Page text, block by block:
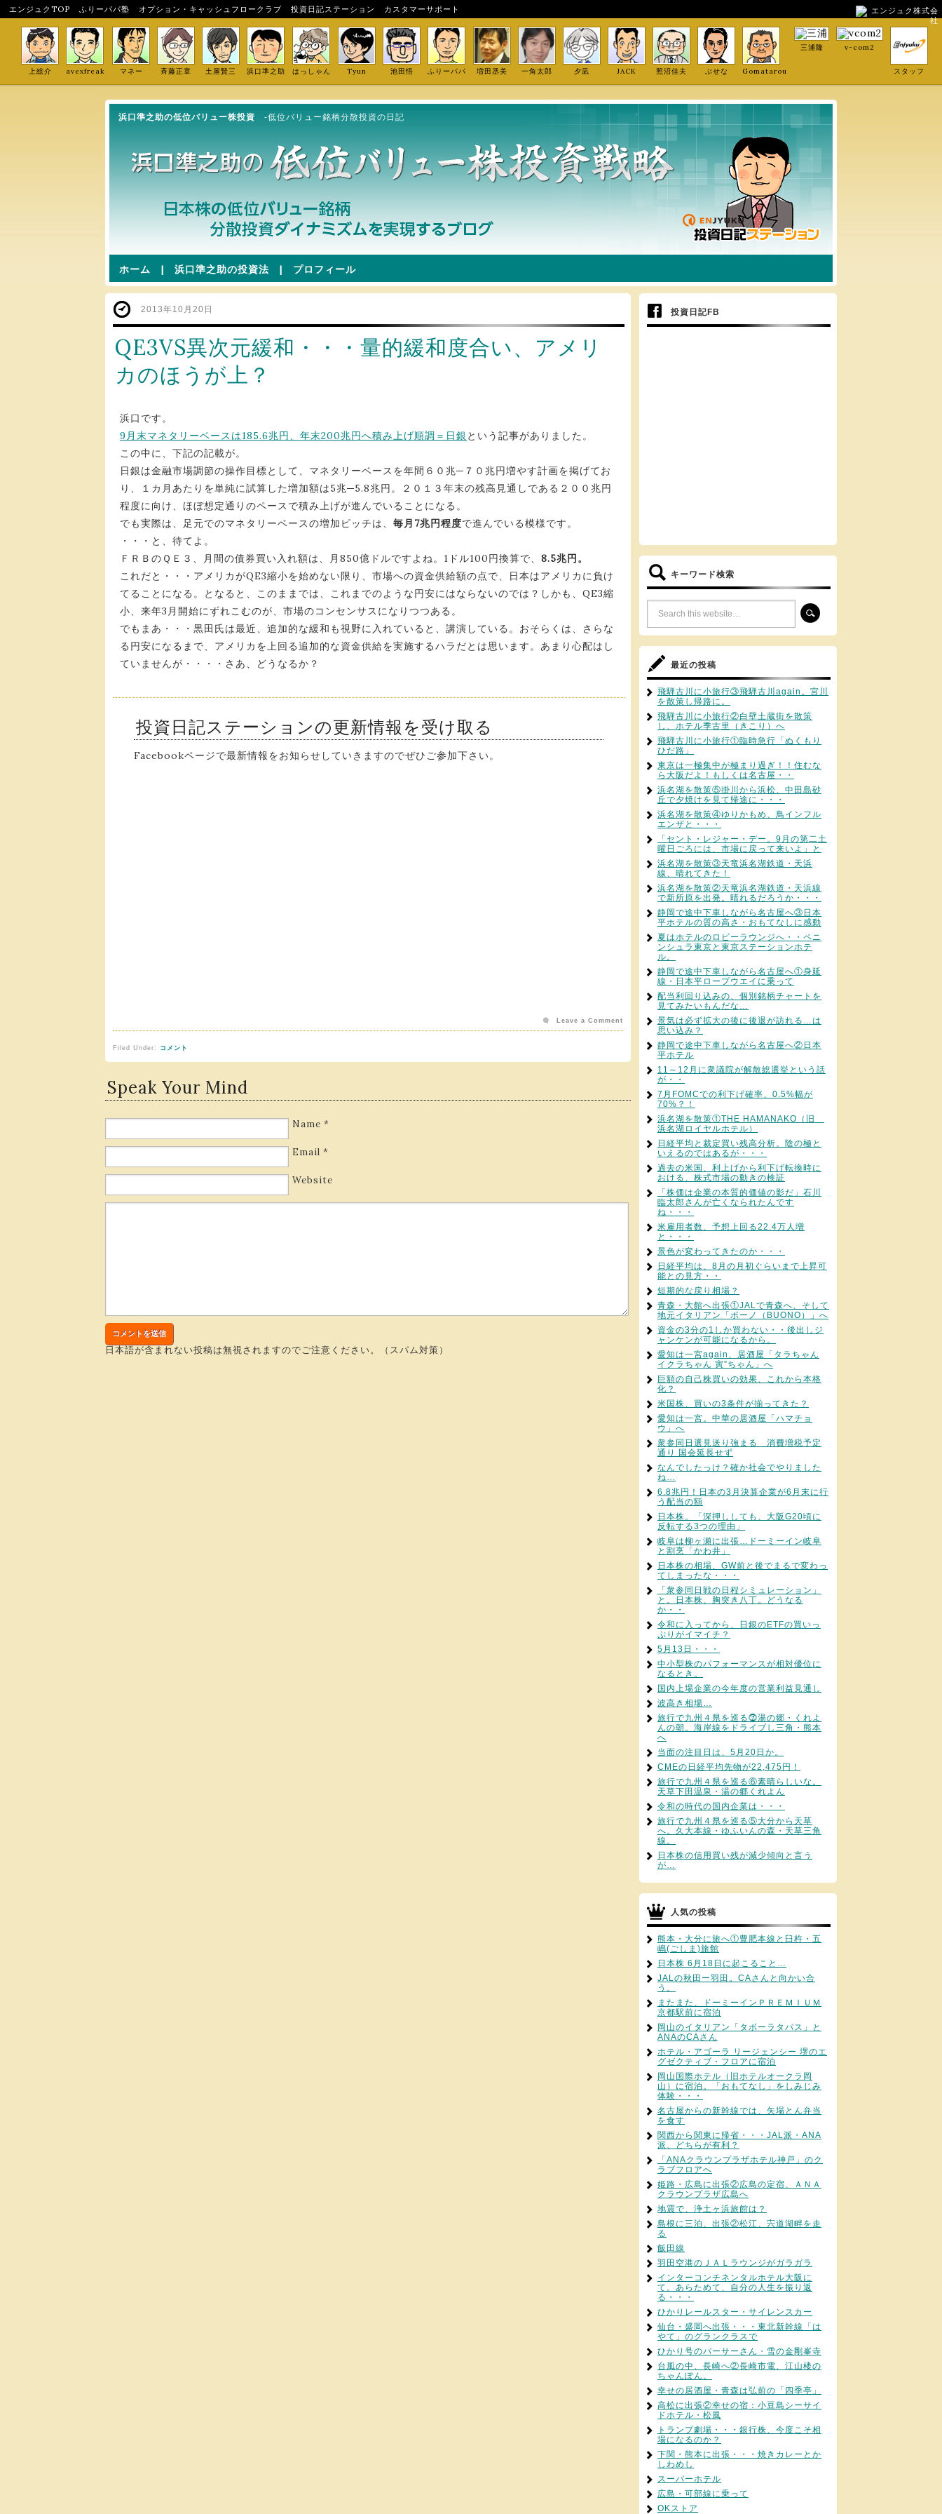
エンジュクTOP ふりーパパ塾 オプション・キャッシュフロークラブ 投資日記ステーション カスタマーサポート
エンジュク株式会
社
上総介 avexfreak マネー 斉藤正章 土屋賢三 浜口準之助 はっしゃん Tyun 池田悟 ふりーパパ 増田丞美 一角太郎 夕凪 JACK 照沼佳夫 ぶせな Gomatarou
三浦隆 v-com2
スタッフ
浜口準之助の低位バリュー株投資 -低位バリュー銘柄分散投資の日記
ホーム | 浜口準之助の投資法 | プロフィール
2013年10月20日
QE3VS異次元緩和・・・量的緩和度合い、アメリ
カのほうが上？
浜口です。
9月末マネタリーベースは185.6兆円、年末200兆円へ積み上げ順調＝日銀 という記事がありました。
この中に、下記の記載が。
日銀は金融市場調節の操作目標として、マネタリーベースを年間６０兆─７０兆円増やす計画を掲げてお
り、１カ月あたりを単純に試算した増加額は5兆─5.8兆円。２０１３年末の残高見通しである２００兆円
程度に向け、ほぼ想定通りのペースで積み上げが進んでいることになる。
でも実際は、足元でのマネタリーベースの増加ピッチは、 毎月7兆円程度で進んでいる模様です。
・・・と、待てよ。
ＦＲＢのＱＥ３、月間の債券買い入れ額は、月850億ドルですよね。1ドル100円換算で、 8.5兆円。
これだと・・・アメリカがQE3縮小を始めない限り、市場への資金供給額の点で、日本はアメリカに負け
てることになる。となると、このままでは、これまでのような円安にはならないのでは？しかも、QE3縮
小、来年3月開始にずれこむのが、市場のコンセンサスになりつつある。
でもまあ・・・黒田氏は最近、追加的な緩和も視野に入れていると、講演している。おそらくは、さらな
る円安になるまで、アメリカを上回る追加的な資金供給を実施するハラだとは思います。あまり心配はし
ていませんが・・・・さあ、どうなるか？
投資日記ステーションの更新情報を受け取る
Facebookページで最新情報をお知らせしていきますのでぜひご参加下さい。
Filed Under: コメント
Leave a Comment
Speak Your Mind
Name *
Email *
Website
日本語が含まれない投稿は無視されますのでご注意ください。（スパム対策）
投資日記FB
キーワード検索
最近の投稿
飛騨古川に小旅行③飛騨古川again。宮川
を散策し帰路に。
飛騨古川に小旅行②白壁土蔵街を散策
し、ホテル季古里（きこり）へ
飛騨古川に小旅行①臨時急行「ぬくもり
ひだ路」
東京は一極集中が極まり過ぎ！！住むな
ら大阪だよ！もしくは名古屋・・
浜名湖を散策⑤掛川から浜松、中田島砂
丘で夕焼けを見て帰途に・・・
浜名湖を散策④ゆりかもめ、鳥インフル
エンザと・・・
「セント・レジャー・デー。9月の第二土
曜日ごろには、市場に戻って来いよ」と
浜名湖を散策③天竜浜名湖鉄道・天浜
線、晴れてきた！
浜名湖を散策②天竜浜名湖鉄道・天浜線
で新所原を出発。晴れるだろうか・・・
静岡で途中下車しながら名古屋へ③日本
平ホテルの質の高さ・おもてなしに感動
夏はホテルのロビーラウンジへ・・ペニ
ンシュラ東京と東京ステーションホテ
ル。
静岡で途中下車しながら名古屋へ①身延
線・日本平ロープウエイに乗って
配当利回り込みの、個別銘柄チャートを
見てみたいもんだな…
景気は必ず拡大の後に後退が訪れる…は
思い込み？
静岡で途中下車しながら名古屋へ②日本
平ホテル
11～12月に衆議院が解散総選挙という話
が・・
7月FOMCでの利下げ確率、0.5%幅が
70%？！
浜名湖を散策①THE HAMANAKO（旧
浜名湖ロイヤルホテル）
日経平均と裁定買い残高分析。陰の極と
いえるのではあるが・・・
過去の米国、利上げから利下げ転換時に
おける、株式市場の動きの検証
「株価は企業の本質的価値の影だ」石川
臨太郎さんが亡くなられたんです
ね・・・
米雇用者数、予想上回る22.4万人増
と・・・
景色が変わってきたのか・・・
日経平均は、8月の月初ぐらいまで上昇可
能との見方・・
短期的な戻り相場？
青森・大館へ出張①JALで青森へ、そして
地元イタリアン「ボーノ（BUONO）」へ
資金の3分の1しか買わない・・後出しジ
ャンケンが可能になるから。
愛知は一宮again、居酒屋「タラちゃん
イクラちゃん 寅”ちゃん」へ
巨額の自己株買いの効果、これから本格
化？
米国株、買いの3条件が揃ってきた？
愛知は一宮。中華の居酒屋「ハマチョ
ウ」へ
衆参同日選見送り強まる 消費増税予定
通り 国会延長せず
なんでしたっけ？確か社会でやりました
ね…
6.8兆円！日本の3月決算企業が6月末に行
う配当の額
日本株。「深押ししても、大阪G20頃に
反転する3つの理由」
岐阜は柳ヶ瀬に出張…ドーミーイン岐阜
と割烹「かわ井」
日本株の相場、GW前と後でまるで変わっ
てしまったな・・・
「衆参同日戦の日程シミュレーション」
と。日本株、胸突き八丁。どうなる
か・・
令和に入ってから、日銀のETFの買いっ
ぷりがイマイチ？
5月13日・・・
中小型株のパフォーマンスが相対優位に
なるとき。
国内上場企業の今年度の営業利益見通し
波高き相場…
旅行で九州４県を巡る⓻湯の郷・くれよ
んの朝。海岸線をドライブし三角・熊本
へ
当面の注目日は、5月20日か。
CMEの日経平均先物が22,475円！
旅行で九州４県を巡る⑥素晴らしいな。
天草下田温泉・湯の郷くれよん
令和の時代の国内企業は・・・
旅行で九州４県を巡る⑤大分から天草
へ。久大本線・ゆふいんの森・天草三角
線。
日本株の信用買い残が減少傾向と言う
が…
人気の投稿
熊本・大分に旅へ①豊肥本線と臼杵・五
嶋(ごしま)旅館
日本株 6月18日に起こること…
JALの秋田ー羽田。CAさんと向かい合
う。
またまた、ドーミーインＰＲＥＭＩＵＭ
京都駅前に宿泊
岡山のイタリアン「タボーラタパス」と
ANAのCAさん
ホテル・アゴーラ リージェンシー 堺のエ
グゼクティブ・フロアに宿泊
岡山国際ホテル（旧ホテルオークラ岡
山）に宿泊。「おもてなし」をしみじみ
体験・・・
名古屋からの新幹線では、矢場とん弁当
を食す
関西から関東に帰省・・・JAL派・ANA
派、どちらが有利？
「ANAクラウンプラザホテル神戸」のク
ラブフロアへ
姫路・広島に出張②広島の定宿、ＡＮＡ
クラウンプラザ広島へ
地震で、浄土ヶ浜旅館は？
島根に三泊、出張②松江、宍道湖畔を走
る
飯田線
羽田空港のＪＡＬラウンジがガラガラ
インターコンチネンタルホテル大阪に
て。あらためて、自分の人生を振り返
る・・・
ひかりレールスター・サイレンスカー
仙台・盛岡へ出張・・・東北新幹線「は
やて」のグランクラスで
ひかり号のパーサーさん・雪の金剛峯寺
台風の中、長崎へ②長崎市電、江山楼の
ちゃんぽん。
幸せの居酒屋・青森は弘前の「四季亭」
高松に出張②幸せの宿：小豆島シーサイ
ドホテル・松風
トランプ劇場・・・銀行株、今度こそ相
場になるのか？
下関・熊本に出張・・・焼きカレーとか
しわめし
スーパーホテル
広島・可部線に乗って
OKストア